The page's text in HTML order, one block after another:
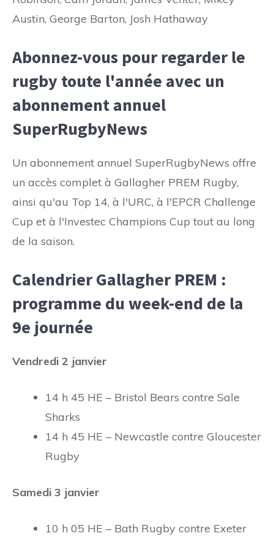
Austin, George Barton, Josh Hathaway
Abonnez-vous pour regarder le
rugby toute l'année avec un
abonnement annuel
SuperRugbyNews
Un abonnement annuel SuperRugbyNews offre
un accès complet à Gallagher PREM Rugby,
ainsi qu'au Top 14, à l'URC, à l'EPCR Challenge
Cup et à l'Investec Champions Cup tout au long
de la saison.
Calendrier Gallagher PREM :
programme du week-end de la
9e journée
Vendredi 2 janvier
14 h 45 HE – Bristol Bears contre Sale
Sharks
14 h 45 HE – Newcastle contre Gloucester
Rugby
Samedi 3 janvier
10 h 05 HE – Bath Rugby contre Exeter